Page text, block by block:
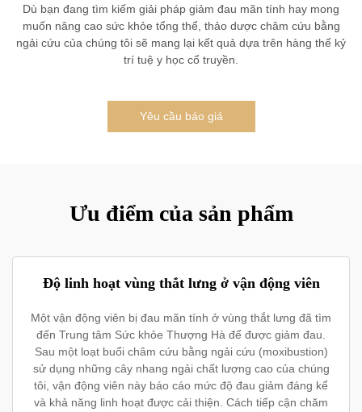
Dù bạn đang tìm kiếm giải pháp giảm đau mãn tính hay mong
muốn nâng cao sức khỏe tổng thể, thảo dược châm cứu bằng
ngải cứu của chúng tôi sẽ mang lại kết quả dựa trên hàng thế kỷ
trí tuệ y học cổ truyền.
Yêu cầu báo giá
Ưu điểm của sản phẩm
Độ linh hoạt vùng thắt lưng ở vận động viên
Một vận động viên bị đau mãn tính ở vùng thắt lưng đã tìm
đến Trung tâm Sức khỏe Thượng Hà để được giảm đau.
Sau một loạt buổi châm cứu bằng ngải cứu (moxibustion)
sử dụng những cây nhang ngải chất lượng cao của chúng
tôi, vận động viên này báo cáo mức độ đau giảm đáng kể
và khả năng linh hoạt được cải thiện. Cách tiếp cận chăm